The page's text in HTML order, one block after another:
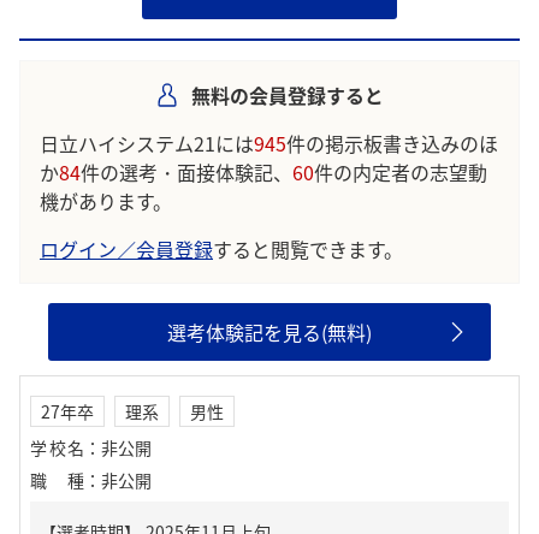
無料の会員登録すると
日立ハイシステム21には945件の掲示板書き込みのほ
か84件の選考・面接体験記、 60件の内定者の志望動
機があります。
ログイン／会員登録すると閲覧できます。
選考体験記を見る(無料)
27年卒 理系
男性
学校名 ： 非公開
職種 ： 非公開